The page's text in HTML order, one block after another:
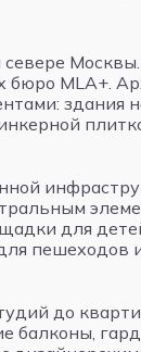
бюро MLA+.
здания
для
пешеходов
до
балконы,